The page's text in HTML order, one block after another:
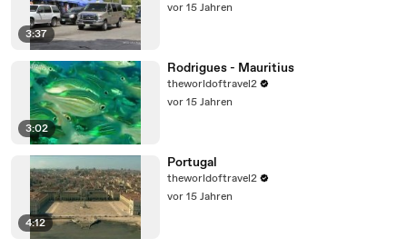
3:37
vor 15 Jahren
3:02
Rodrigues - Mauritius
theworldoftravel2
vor 15 Jahren
4:12
Portugal
theworldoftravel2
vor 15 Jahren